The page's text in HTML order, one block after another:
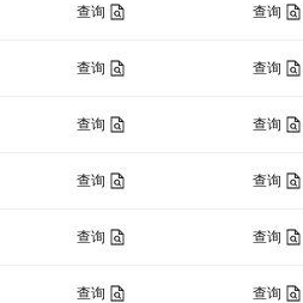
查询 查询
查询 查询
查询 查询
查询 查询
查询 查询
查询 查询